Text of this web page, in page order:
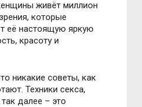
живёт миллион
которые
её настоящую яркую
красоту и
никакие советы, как
Техники секса,
далее – это